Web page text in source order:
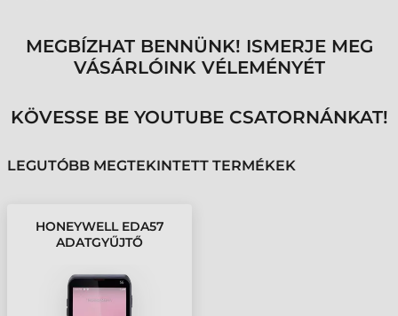
MEGBÍZHAT BENNÜNK! ISMERJE MEG
VÁSÁRLÓINK VÉLEMÉNYÉT
KÖVESSE BE YOUTUBE CSATORNÁNKAT!
LEGUTÓBB MEGTEKINTETT TERMÉKEK
HONEYWELL EDA57
ADATGYŰJTŐ